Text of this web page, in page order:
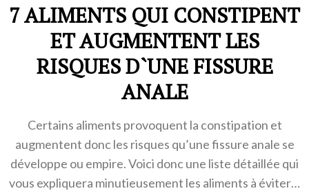
7 ALIMENTS QUI CONSTIPENT
ET AUGMENTENT LES
RISQUES D`UNE FISSURE
ANALE
Certains aliments provoquent la constipation et
augmentent donc les risques qu’une fissure anale se
développe ou empire. Voici donc une liste détaillée qui
vous expliquera minutieusement les aliments à éviter…